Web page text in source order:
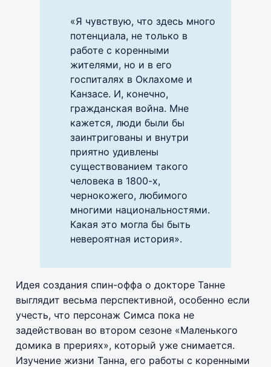
«Я чувствую, что здесь много
потенциала, не только в
работе с коренными
жителями, но и в его
госпиталях в Оклахоме и
Канзасе. И, конечно,
гражданская война. Мне
кажется, люди были бы
заинтригованы и внутри
приятно удивлены
существованием такого
человека в 1800-х,
чернокожего, любимого
многими национальностями.
Какая это могла бы быть
невероятная история».
Идея создания спин-оффа о докторе Танне
выглядит весьма перспективной, особенно если
учесть, что персонаж Симса пока не
задействован во втором сезоне «Маленького
домика в прериях», который уже снимается.
Изучение жизни Танна, его работы с коренными